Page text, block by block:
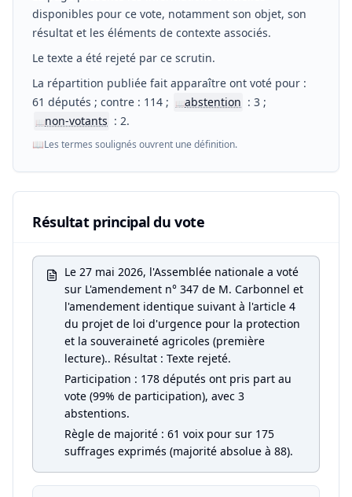
disponibles pour ce vote, notamment son objet, son
résultat et les éléments de contexte associés.
Le texte a été rejeté par ce scrutin.
La répartition publiée fait apparaître ont voté pour :
61 députés ; contre : 114 ;
📖abstention : 3 ;
📖non-votants : 2.
📖Les termes soulignés ouvrent une définition.
Résultat principal du vote
Le 27 mai 2026, l'Assemblée nationale a voté
sur L'amendement n° 347 de M. Carbonnel et
l'amendement identique suivant à l'article 4
du projet de loi d'urgence pour la protection
et la souveraineté agricoles (première
lecture).. Résultat : Texte rejeté.
Participation : 178 députés ont pris part au
vote (99% de participation), avec 3
abstentions.
Règle de majorité : 61 voix pour sur 175
suffrages exprimés (majorité absolue à 88).